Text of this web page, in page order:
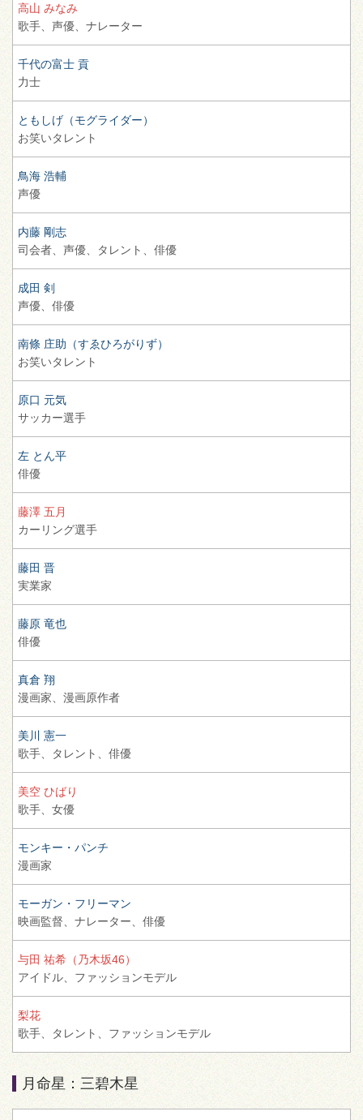
高山 みなみ
歌手、 声優、 ナレーター
千代の富士 貢
力士
ともしげ（モグライダー）
お笑いタレント
鳥海 浩輔
声優
内藤 剛志
司会者、 声優、 タレント、 俳優
成田 剣
声優、 俳優
南條 庄助（すゑひろがりず）
お笑いタレント
原口 元気
サッカー選手
左 とん平
俳優
藤澤 五月
カーリング選手
藤田 晋
実業家
藤原 竜也
俳優
真倉 翔
漫画家、 漫画原作者
美川 憲一
歌手、
タレント、 俳優
美空 ひばり
歌手、 女優
モンキー・パンチ
漫画家
モーガン・フリーマン
映画監督、 ナレーター、 俳優
与田 祐希（乃木坂46）
アイドル、 ファッションモデル
梨花
歌手、
タレント、 ファッションモデル
月命星：三碧木星